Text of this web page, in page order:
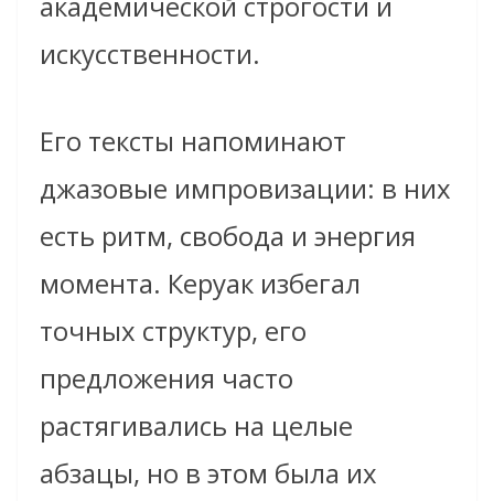
искусственности.
Его тексты напоминают
джазовые импровизации: в них
есть ритм, свобода и энергия
момента. Керуак избегал
точных структур, его
предложения часто
растягивались на целые
абзацы, но в этом была их